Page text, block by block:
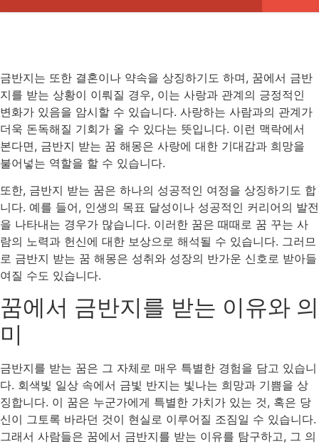
금반지는 또한 결혼이나 약속을 상징하기도 하며, 꿈에서 금반
지를 받는 상황이 이뤄질 경우, 이는 사랑과 관계의 긍정적인
변화가 있음을 암시할 수 있습니다. 사랑하는 사람과의 관계가
더욱 돈독해질 기회가 올 수 있다는 뜻입니다. 이런 맥락에서
본다면, 금반지 받는 꿈 해몽은 사랑에 대한 기대감과 희망을
불어넣는 역할을 할 수 있습니다.
또한, 금반지 받는 꿈은 하나의 성공적인 여정을 상징하기도 합
니다. 예를 들어, 인생의 목표 달성이나 성공적인 커리어의 발전
을 나타내는 경우가 많습니다. 이러한 꿈은 때때로 꿈 꾸는 사
람의 노력과 헌신에 대한 보상으로 해석될 수 있습니다. 그러므
로 금반지 받는 꿈 해몽은 성취와 성장의 반가운 신호로 받아들
여질 수도 있습니다.
꿈에서 금반지를 받는 이유와 의
미
금반지를 받는 꿈은 그 자체로 매우 특별한 경험을 담고 있습니
다. 회색빛 일상 속에서 금빛 반지는 빛나는 희망과 기쁨을 상
징합니다. 이 꿈은 누군가에게 특별한 가치가 있는 것, 혹은 당
신이 그토록 바라던 것이 현실로 이루어질 조짐일 수 있습니다.
그래서 사람들은 꿈에서 금반지를 받는 이유를 탐구하고, 그 의